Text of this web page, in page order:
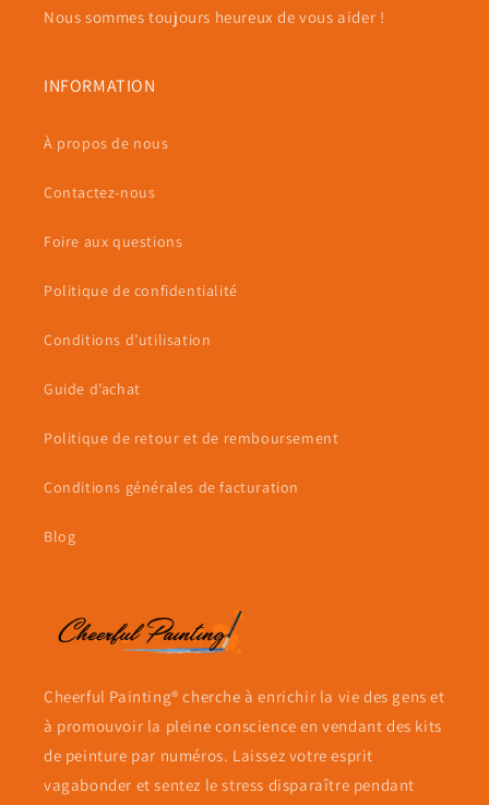
Nous sommes toujours heureux de vous aider !
INFORMATION
À propos de nous
Contactez-nous
Foire aux questions
Politique de confidentialité
Conditions d’utilisation
Guide d’achat
Politique de retour et de remboursement
Conditions générales de facturation
Blog
Cheerful Painting® cherche à enrichir la vie des gens et
à promouvoir la pleine conscience en vendant des kits
de peinture par numéros. Laissez votre esprit
vagabonder et sentez le stress disparaître pendant